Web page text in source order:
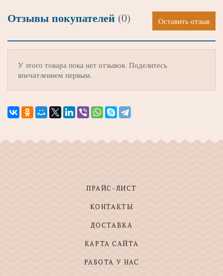
Отзывы покупателей (0) Оставить отзыв
У этого товара пока нет отзывов. Поделитесь
впечатлением первым.
ПРАЙС-ЛИСТ
КОНТАКТЫ
ДОСТАВКА
КАРТА САЙТА
РАБОТА У НАС